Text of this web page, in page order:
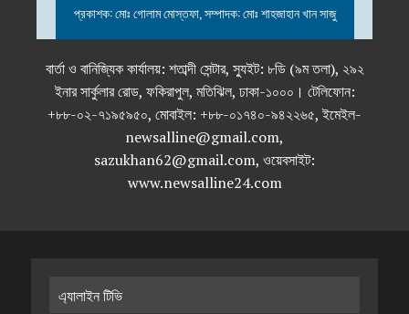
প্রকাশক: মোঃ গোলাম মোস্তফা, সম্পাদক: মোঃ শাহজাহান খান সাজু
বার্তা ও বানিজ্যিক কার্যালয়: শতাব্দী সেন্টার, স্যুইট: ৮ডি (৯ম তলা), ২৯২
ইনার সার্কুলার রোড, ফকিরাপুল, মতিঝিল, ঢাকা-১০০০। টেলিফোন:
+৮৮-০২-৭১৯৫৯৫০, মোবাইল: +৮৮-০১৭৪০-৯৪২২৬৫, ইমেইল-
newsalline@gmail.com,
sazukhan62@gmail.com, ওয়েবসাইট:
www.newsalline24.com
এ্যালাইন টিভি